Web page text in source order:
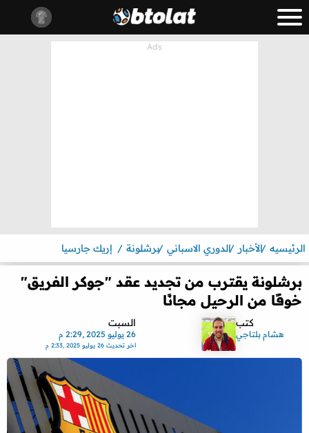
الرئيسيه الأخبار الدوري الاسباني برشلونة إريك جارسيا
برشلونة يقترب من تجديد عقد "جوكر الفريق"
خوفًا من الرحيل مجانًا
كتب
هشام بلتاجي
السبت
26 يوليو 2025 ,2:29 م
اخر تحديث26 يوليو 2025 ,2:33 م